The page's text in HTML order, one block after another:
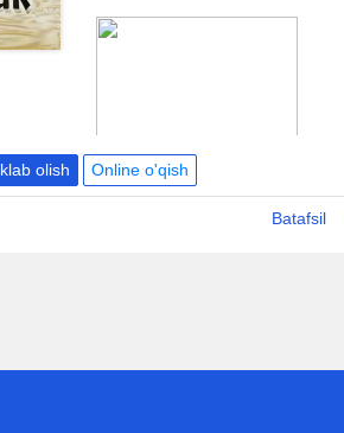
olish Online o'qish
Batafsil